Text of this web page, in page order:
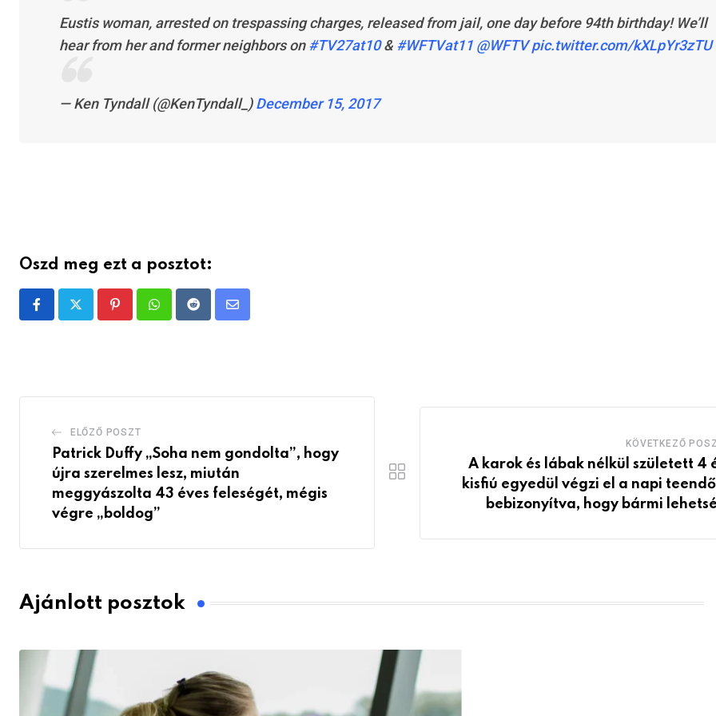
Eustis woman, arrested on trespassing charges, released from jail, one day before 94th birthday! We’ll
hear from her and former neighbors on #TV27at10& #WFTVat11 @WFTV pic.twitter.com/kXLpYr3zTU
— Ken Tyndall (@KenTyndall_)December 15, 2017
Oszd meg ezt a posztot:
PinterestWhatsappRedditShare
ELŐZŐ POSZT
Patrick Duffy „Soha nem gondolta”, hogy
újra szerelmes lesz, miután
meggyászolta 43 éves feleségét, mégis
végre „boldog”
KÖVETKEZŐ
A karok és lábak nélkül született 4
kisfiú egyedül végzi el a napi
bebizonyítva, hogy bármi
Ajánlott posztok